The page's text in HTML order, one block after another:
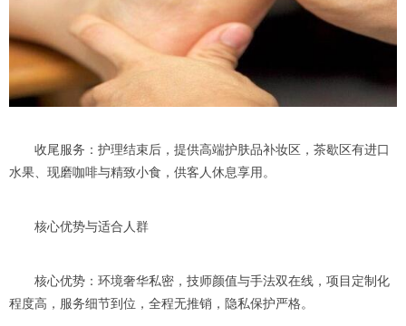
收尾服务：护理结束后，提供高端护肤品补妆区，茶歇区有进口
水果、现磨咖啡与精致小食，供客人休息享用。
核心优势与适合人群
核心优势：环境奢华私密，技师颜值与手法双在线，项目定制化
程度高，服务细节到位，全程无推销，隐私保护严格。